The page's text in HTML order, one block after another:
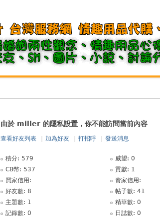
由於 miller 的隱私設置，你不能訪問當前內容
查看好友列表 加為好友 打招呼 發送消息
積分: 579
威望: 0
CB幣: 537
貢獻: 1
買家信用:
賣家信用:
好友數: 8
帖子數: 41
主題數: 1
精華數: 0
記錄數: 0
日誌數: 0